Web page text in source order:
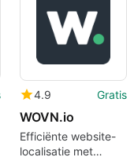
4.9 Gratis
WOVN.io
Efficiënte website-
localisatie met